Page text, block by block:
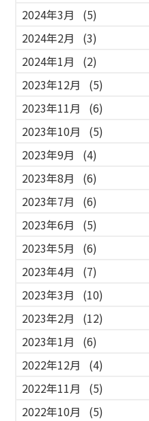
2024年3月
(5)
2024年2月
(3)
2024年1月
(2)
2023年12月
(5)
2023年11月
(6)
2023年10月
(5)
2023年9月
(4)
2023年8月
(6)
2023年7月
(6)
2023年6月
(5)
2023年5月
(6)
2023年4月
(7)
2023年3月
(10)
2023年2月
(12)
2023年1月
(6)
2022年12月
(4)
2022年11月
(5)
2022年10月
(5)